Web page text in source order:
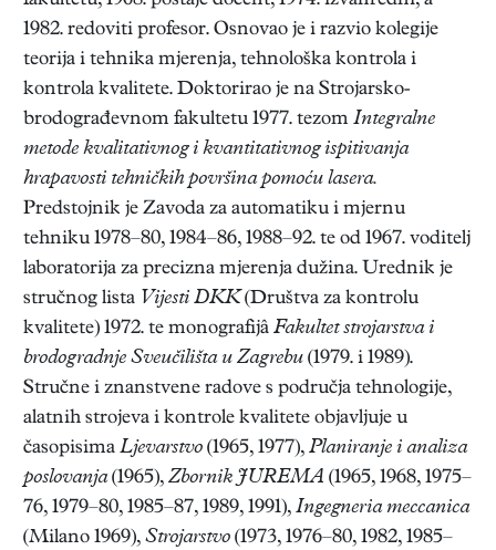
1982. redoviti profesor. Osnovao je i razvio kolegije
teorija i tehnika mjerenja, tehnološka kontrola i
kontrola kvalitete. Doktorirao je na Strojarsko-
brodograđevnom fakultetu 1977. tezom Integralne
metode kvalitativnog i kvantitativnog ispitivanja
hrapavosti tehničkih površina pomoću lasera.
Predstojnik je Zavoda za automatiku i mjernu
tehniku 1978–80, 1984–86, 1988–92. te od 1967. voditelj
laboratorija za precizna mjerenja dužina. Urednik je
stručnog lista Vijesti DKK (Društva za kontrolu
kvalitete) 1972. te monografijâ Fakultet strojarstva i
brodogradnje Sveučilišta u Zagrebu (1979. i 1989).
Stručne i znanstvene radove s područja tehnologije,
alatnih strojeva i kontrole kvalitete objavljuje u
časopisima Ljevarstvo (1965, 1977), Planiranje i analiza
poslovanja(1965), Zbornik JUREMA (1965, 1968, 1975–
76, 1979–80, 1985–87, 1989, 1991), Ingegneria meccanica
(Milano 1969), Strojarstvo (1973, 1976–80, 1982, 1985–